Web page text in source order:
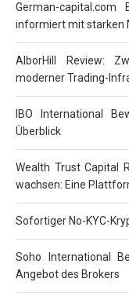
German-
informiert mit starken
AlborHill Review:
moderner Trading-
IBO International
Überblick
Wealth Trust Capital
wachsen: Eine
Sofortiger No-KYC-
Soho International
Angebot des Brokers